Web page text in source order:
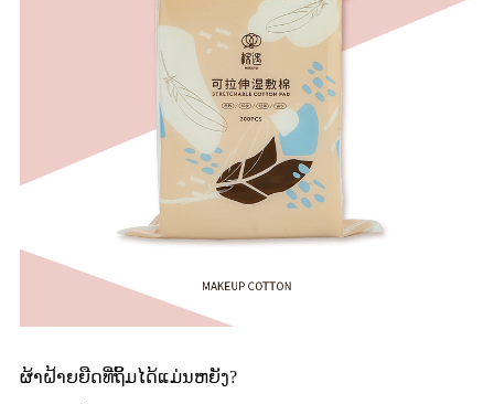
ຜ້າຝ້າຍຍືດທີ່ຖິ້ມໄດ້ແມ່ນຫຍັງ?